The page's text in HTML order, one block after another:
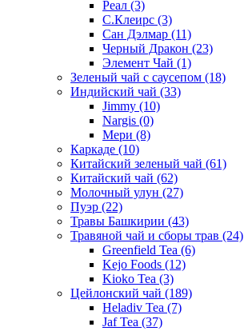
Реал (3)
С.Клеирс (3)
Сан Дэлмар (11)
Черный Дракон (23)
Элемент Чай (1)
Зеленый чай с саусепом (18)
Индийский чай (33)
Jimmy (10)
Nargis (0)
Мери (8)
Каркаде (10)
Китайский зеленый чай (61)
Китайский чай (62)
Молочный улун (27)
Пуэр (22)
Травы Башкирии (43)
Травяной чай и сборы трав (24)
Greenfield Tea (6)
Kejo Foods (12)
Kioko Tea (3)
Цейлонский чай (189)
Heladiv Tea (7)
Jaf Tea (37)